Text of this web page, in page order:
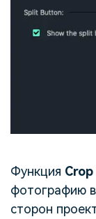
Функция
фотографию
сторон